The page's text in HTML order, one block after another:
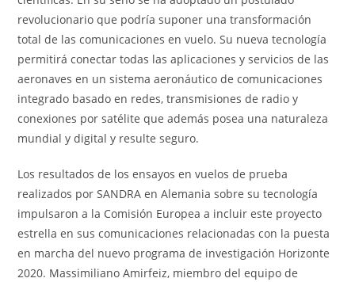
revolucionario que podría suponer una transformación
total de las comunicaciones en vuelo. Su nueva tecnología
permitirá conectar todas las aplicaciones y servicios de las
aeronaves en un sistema aeronáutico de comunicaciones
integrado basado en redes, transmisiones de radio y
conexiones por satélite que además posea una naturaleza
mundial y digital y resulte seguro.
Los resultados de los ensayos en vuelos de prueba
realizados por SANDRA en Alemania sobre su tecnología
impulsaron a la Comisión Europea a incluir este proyecto
estrella en sus comunicaciones relacionadas con la puesta
en marcha del nuevo programa de investigación Horizonte
2020. Massimiliano Amirfeiz, miembro del equipo de